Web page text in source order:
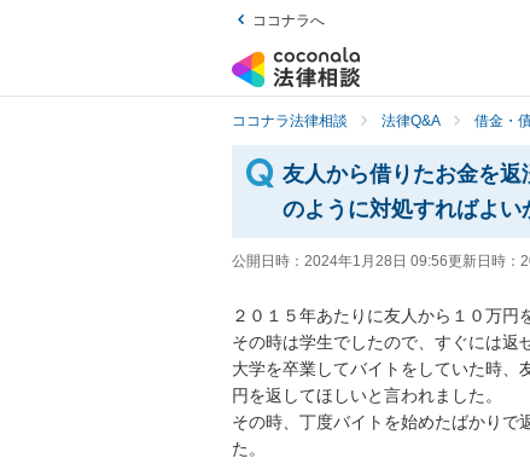
ココナラへ
ココナラ法律相談 法律Q&A 借金・
友人から借りたお金を
のように対処すればよい
公開日時： 2024年1月28日 09:56更新日時：
２０１５年あたりに友人から１０万円
その時は学生でしたので、すぐには返
大学を卒業してバイトをしていた時、
円を返してほしいと言われました。
その時、丁度バイトを始めたばかりで
た。